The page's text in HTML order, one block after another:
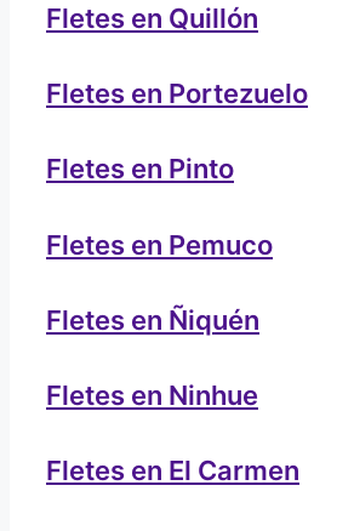
Fletes en Quillón
Fletes en Portezuelo
Fletes en Pinto
Fletes en Pemuco
Fletes en Ñiquén
Fletes en Ninhue
Fletes en El Carmen